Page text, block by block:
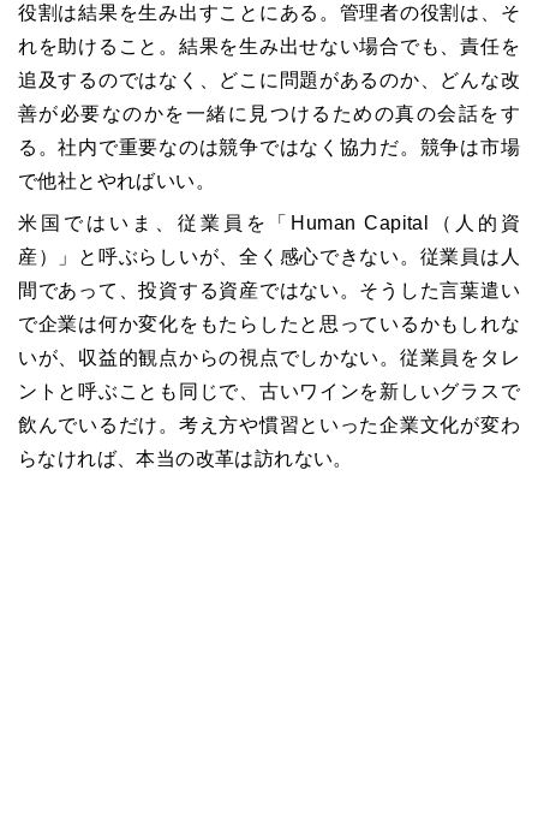
役割は結果を生み出すことにある。管理者の役割は、そ
れを助けること。結果を生み出せない場合でも、責任を
追及するのではなく、どこに問題があるのか、どんな改
善が必要なのかを一緒に見つけるための真の会話をす
る。社内で重要なのは競争ではなく協力だ。競争は市場
で他社とやればいい。
米国ではいま、従業員を「Human Capital（人的資
産）」と呼ぶらしいが、全く感心できない。従業員は人
間であって、投資する資産ではない。そうした言葉遣い
で企業は何か変化をもたらしたと思っているかもしれな
いが、収益的観点からの視点でしかない。従業員をタレ
ントと呼ぶことも同じで、古いワインを新しいグラスで
飲んでいるだけ。考え方や慣習といった企業文化が変わ
らなければ、本当の改革は訪れない。